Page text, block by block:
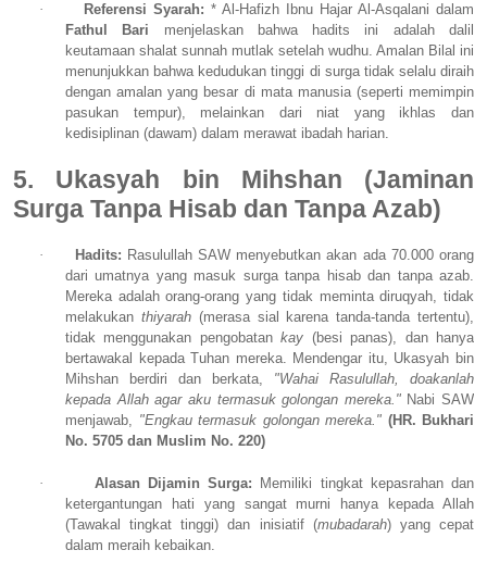
· Referensi Syarah: * Al-Hafizh Ibnu Hajar Al-Asqalani dalam
Fathul Bari menjelaskan bahwa hadits ini adalah dalil
keutamaan shalat sunnah mutlak setelah wudhu. Amalan Bilal ini
menunjukkan bahwa kedudukan tinggi di surga tidak selalu diraih
dengan amalan yang besar di mata manusia (seperti memimpin
pasukan tempur), melainkan dari niat yang ikhlas dan
kedisiplinan (dawam) dalam merawat ibadah harian.
5. Ukasyah bin Mihshan (Jaminan
Surga Tanpa Hisab dan Tanpa Azab)
· Hadits: Rasulullah SAW menyebutkan akan ada 70.000 orang
dari umatnya yang masuk surga tanpa hisab dan tanpa azab.
Mereka adalah orang-orang yang tidak meminta diruqyah, tidak
melakukan thiyarah(merasa sial karena tanda-tanda tertentu),
tidak menggunakan pengobatankay (besi panas), dan hanya
bertawakal kepada Tuhan mereka. Mendengar itu, Ukasyah bin
Mihshan berdiri dan berkata, "Wahai Rasulullah, doakanlah
kepada Allah agar aku termasuk golongan mereka."Nabi SAW
menjawab, "Engkau termasuk golongan mereka." (HR. Bukhari
No. 5705 dan Muslim No. 220)
· Alasan Dijamin Surga: Memiliki tingkat kepasrahan dan
ketergantungan hati yang sangat murni hanya kepada Allah
(Tawakal tingkat tinggi) dan inisiatif (mubadarah) yang cepat
dalam meraih kebaikan.